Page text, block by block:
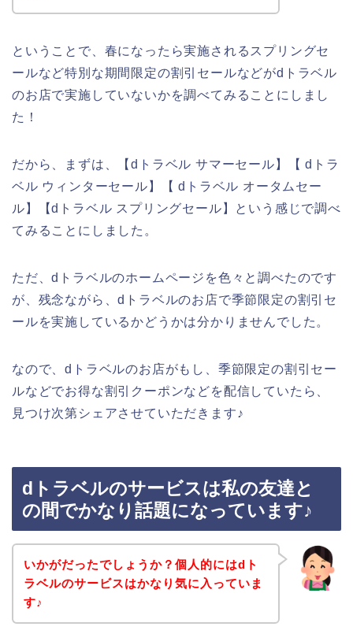
ということで、春になったら実施されるスプリングセ
ールなど特別な期間限定の割引セールなどがdトラベル
のお店で実施していないかを調べてみることにしまし
た！
だから、まずは、【dトラベル サマーセール】【 dトラ
ベル ウィンターセール】【 dトラベル オータムセー
ル】【dトラベル スプリングセール】という感じで調べ
てみることにしました。
ただ、dトラベルのホームページを色々と調べたのです
が、残念ながら、dトラベルのお店で季節限定の割引セ
ールを実施しているかどうかは分かりませんでした。
なので、dトラベルのお店がもし、季節限定の割引セー
ルなどでお得な割引クーポンなどを配信していたら、
見つけ次第シェアさせていただきます♪
dトラベルのサービスは私の友達と
の間でかなり話題になっています♪
いかがだったでしょうか？個人的にはdト
ラベルのサービスはかなり気に入っていま
す♪